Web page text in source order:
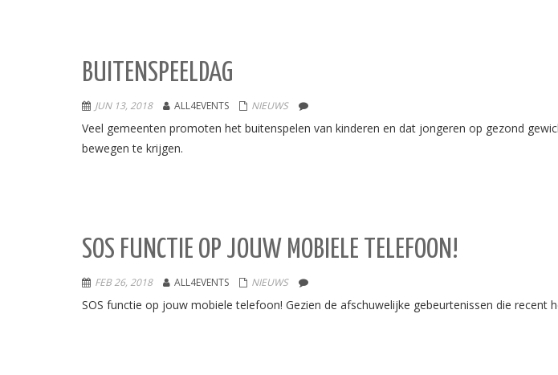
BUITENSPEELDAG
JUN 13, 2018 ALL4EVENTS NIEUWS
Veel gemeenten promoten het buitenspelen van kinderen en dat jongeren op gezond
bewegen te krijgen.
SOS FUNCTIE OP JOUW MOBIELE TELEFOON!
FEB 26, 2018 ALL4EVENTS NIEUWS
SOS functie op jouw mobiele telefoon! Gezien de afschuwelijke gebeurtenissen die